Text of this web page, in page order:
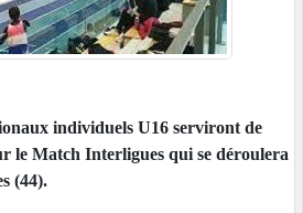
individuels U16 serviront de
le Match Interligues qui se déroulera
(44).